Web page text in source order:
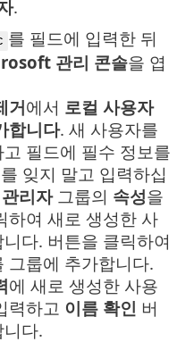
.
를 필드에 입력한 뒤
관리 콘솔을 엽
거에서 로컬 사용자
합니다. 새 사용자를
필드에 필수 정보를
잊지 말고 입력하십
관리자그룹의 속성을
하여 새로 생성한 사
다. 버튼을 클릭하여
그룹에 추가합니다.
에 새로 생성한 사용
력하고 이름 확인 버
다.